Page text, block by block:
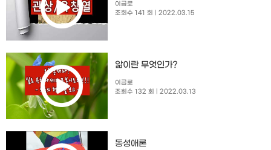
이금로
조회수 141 회
| 2022.03.15
앎이란 무엇인가?
이금로
조회수 132 회
| 2022.03.13
동성애론